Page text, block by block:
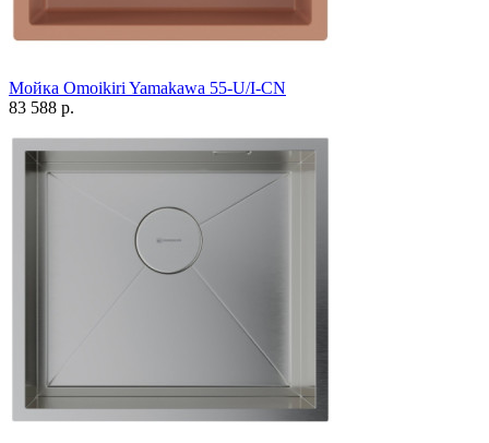
Мойка Omoikiri Yamakawa 55-U/I-CN
83 588 р.